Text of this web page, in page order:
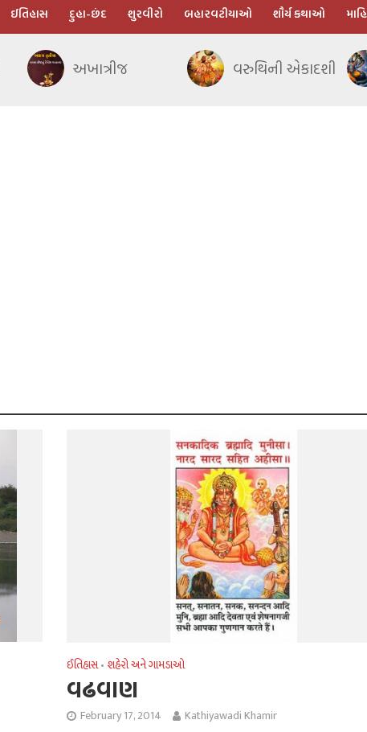
ઈતિહાસ દુહા-છંદ શુરવીરો બહારવટીયાઓ શૌર્ય કથાઓ
અખાત્રીજ વરુથિની એકાદશી
ઈતિહાસ• શહેરો અને ગામડાઓ
વઢવાણ
February 17, 2014 Kathiyawadi Khamir